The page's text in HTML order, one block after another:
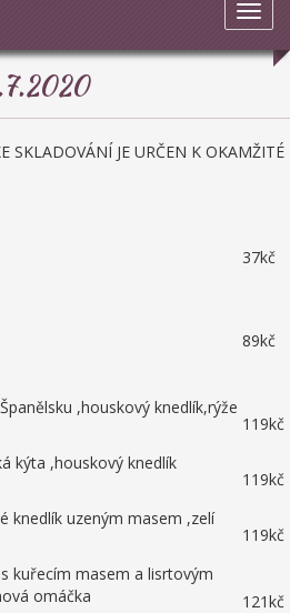
SKLADOVÁNÍ JE URČEN K OKAMŽITÉ
37kč
89kč
,houskový knedlík,rýže
119kč
kýta ,houskový knedlík
119kč
knedlík uzeným masem ,zelí
119kč
kuřecím masem a lisrtovým
omáčka
121kč